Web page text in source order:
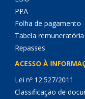
PPA
Folha de pagamento
Tabela remuneratória
Repasses
ACESSO À
Lei nº 12.527/2011
Classificação de